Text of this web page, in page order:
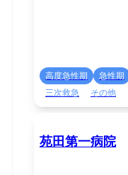
高度急性期 急性期
三次救急
その他
苑田第一病院